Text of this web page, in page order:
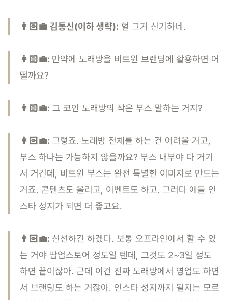
👨🏻‍💼 김동신(이하 생략): 헐 그거 신기하네.
‍👩🏻‍💼: 만약에 노래방을 비트윈 브랜딩에 활용하면 어
떨까요?
👨🏻‍💼: 그 코인 노래방의 작은 부스 말하는 거지?
‍👩🏻‍💼: 그렇죠. 노래방 전체를 하는 건 어려울 거고,
부스 하나는 가능하지 않을까요? 부스 내부야 다 거기
서 거긴데, 비트윈 부스는 완전 특별한 이미지로 만드는
거죠. 콘텐츠도 올리고, 이벤트도 하고. 그러다 애들 인
스타 성지가 되면 더 좋고요.
👨🏻‍💼: 신선하긴 하겠다. 보통 오프라인에서 할 수 있
는 거야 팝업스토어 정도일 텐데, 그것도 2~3일 정도
하면 끝이잖아. 근데 이건 진짜 노래방에서 영업도 하면
서 브랜딩도 하는 거잖아. 인스타 성지까지 될지는 모르